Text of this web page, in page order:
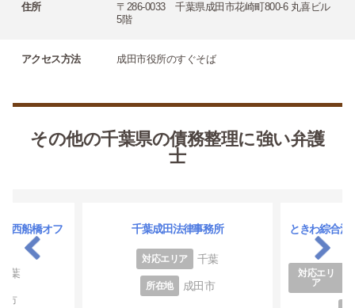
住所
〒286-0033 千葉県成田市花崎町800-6 丸喜ビル
5階
アクセス方法 成田市役所のすぐそば
その他の千葉県の債務整理に強い弁護
士
西船橋オフ
葉
市
千葉成田法律事務所
対応エリア 千葉
所在地 成田市
ときわ綜合法
対応エリ
ア